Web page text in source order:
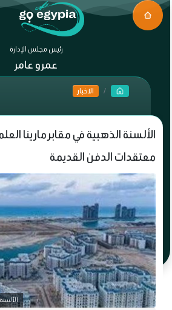
رئيس مجلس الإدارة
عمرو عامر
الاخبار
الألسنة الذهبية في مقابر مارينا
معتقدات الدفن القديمة